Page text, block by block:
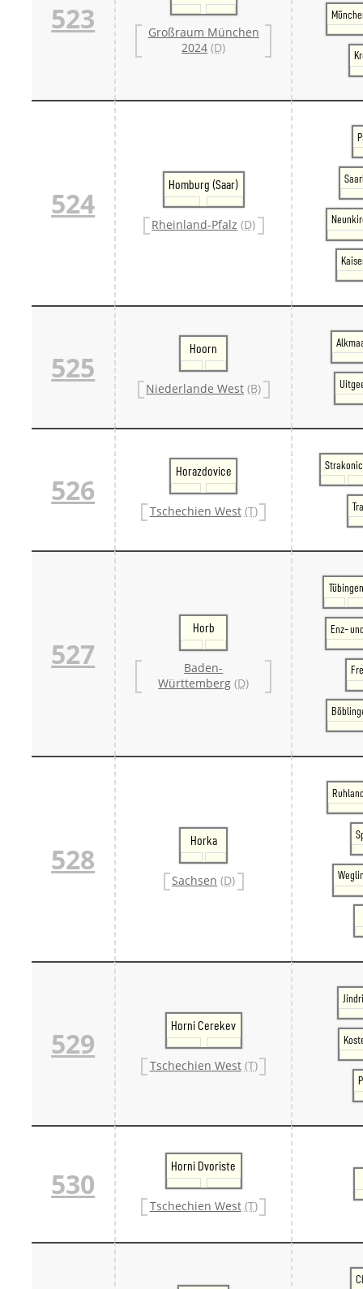
523
Großraum München
2024 (D)
524
Homburg (Saar)
Rheinland-Pfalz (D)
525
Hoorn
Niederlande West (B)
526
Horazdovice
Tschechien West (T)
527
Horb
Baden-
Württemberg (D)
Enz-
528
Horka
Sachsen (D)
529
Horni Cerekev
Tschechien West (T)
530
Horni Dvoriste
Tschechien West (T)